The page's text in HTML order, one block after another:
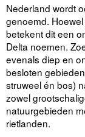
Nederland wordt
genoemd.
betekent dit een
Delta noemen.
evenals diep en
besloten
struweel én bos)
zowel
natuurgebieden
rietlanden.